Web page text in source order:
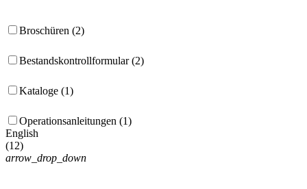
Broschüren (2)
Bestandskontrollformular (2)
Kataloge (1)
Operationsanleitungen (1)
English
(12)
arrow_drop_down